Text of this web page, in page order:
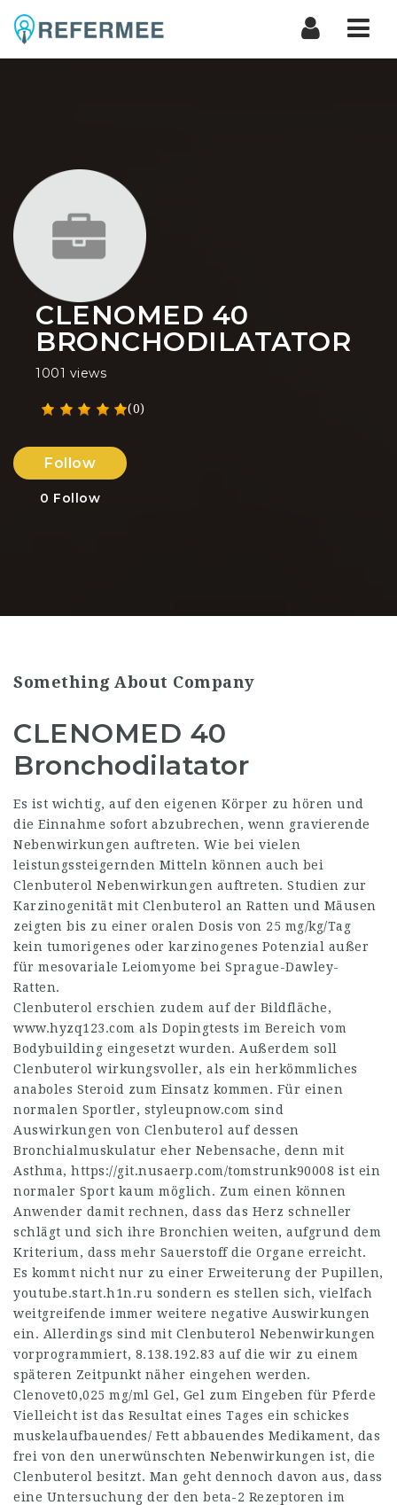
CLENOMED 40
BRONCHODILATATOR
1001 views
(0)
Follow
0 Follow
Something About Company
CLENOMED 40
Bronchodilatator
Es ist wichtig, auf den eigenen Körper zu hören und
die Einnahme sofort abzubrechen, wenn gravierende
Nebenwirkungen auftreten. Wie bei vielen
leistungssteigernden Mitteln können auch bei
Clenbuterol Nebenwirkungen auftreten. Studien zur
Karzinogenität mit Clenbuterol an Ratten und Mäusen
zeigten bis zu einer oralen Dosis von 25 mg/kg/Tag
kein tumorigenes oder karzinogenes Potenzial außer
für mesovariale Leiomyome bei Sprague-Dawley-
Ratten.
Clenbuterol erschien zudem auf der Bildfläche,
www.hyzq123.com als Dopingtests im Bereich vom
Bodybuilding eingesetzt wurden. Außerdem soll
Clenbuterol wirkungsvoller, als ein herkömmliches
anaboles Steroid zum Einsatz kommen. Für einen
normalen Sportler, styleupnow.com sind
Auswirkungen von Clenbuterol auf dessen
Bronchialmuskulatur eher Nebensache, denn mit
Asthma, https://git.nusaerp.com/tomstrunk90008 ist ein
normaler Sport kaum möglich. Zum einen können
Anwender damit rechnen, dass das Herz schneller
schlägt und sich ihre Bronchien weiten, aufgrund dem
Kriterium, dass mehr Sauerstoff die Organe erreicht.
Es kommt nicht nur zu einer Erweiterung der Pupillen,
youtube.start.h1n.ru sondern es stellen sich, vielfach
weitgreifende immer weitere negative Auswirkungen
ein. Allerdings sind mit Clenbuterol Nebenwirkungen
vorprogrammiert, 8.138.192.83 auf die wir zu einem
späteren Zeitpunkt näher eingehen werden.
Clenovet0,025 mg/ml Gel, Gel zum Eingeben für Pferde
Vielleicht ist das Resultat eines Tages ein schickes
muskelaufbauendes/ Fett abbauendes Medikament, das
frei von den unerwünschten Nebenwirkungen ist, die
Clenbuterol besitzt. Man geht dennoch davon aus, dass
eine Untersuchung der den beta-2 Rezeptoren im